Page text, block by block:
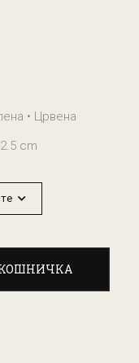
• Црвена
cm